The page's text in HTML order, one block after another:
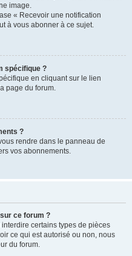
image.
« Recevoir une notification
à vous abonner à ce sujet.
spécifique ?
en cliquant sur le lien
page du forum.
?
rendre dans le panneau de
vos abonnements.
ce forum ?
certains types de pièces
ce qui est autorisé ou non, nous
du forum.